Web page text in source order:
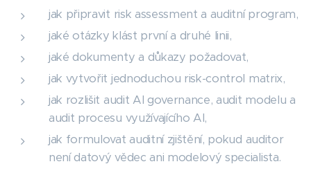
jak připravit risk assessment a auditní program,
jaké otázky klást první a druhé linii,
jaké dokumenty a důkazy požadovat,
jak vytvořit jednoduchou risk-control matrix,
jak rozlišit audit AI governance, audit modelu a
audit procesu využívajícího AI,
jak formulovat auditní zjištění, pokud auditor
není datový vědec ani modelový specialista.